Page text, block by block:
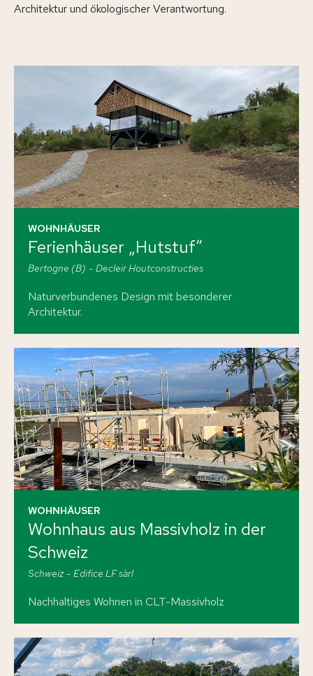
Holzmodulbau
Aufstockungen & Anbauten
Leistungen
Für Bauherren
Für Planer & Architekten
Für Unternehmen & Handwerk
Bautechnik & Expertise
Projekte
Wohnhäuser
Gewerbe & Industrie
Öffentliche Bauten
Architektur und ökologischer Verantwortung.
WOHNHÄUSER
Ferienhäuser „Hutstuf“
Bertogne (B) Decleir Houtconstructies
Naturverbundenes Design mit besonderer
Architektur.
WOHNHÄUSER
Wohnhaus aus Massivholz in der
Schweiz
Schweiz Edifice LF sàrl
Nachhaltiges Wohnen in CLT-Massivholz